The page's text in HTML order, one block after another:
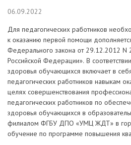
06.09.2022
Для педагогических работников
к оказанию первой помощи
Федерального закона от 29.12.2012
Российской Федерации». В
здоровья обучающихся включает в
педагогических работников навыкам
целях совершенствования
педагогических работников по
здоровья обучающихся в
филиалом ФГБУ ДПО «УМЦ ЖДТ» в
обучение по программе повышения